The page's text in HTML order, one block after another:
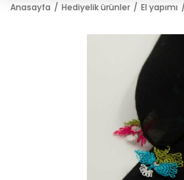
Anasayfa Hediyelik ürünler El yapımı